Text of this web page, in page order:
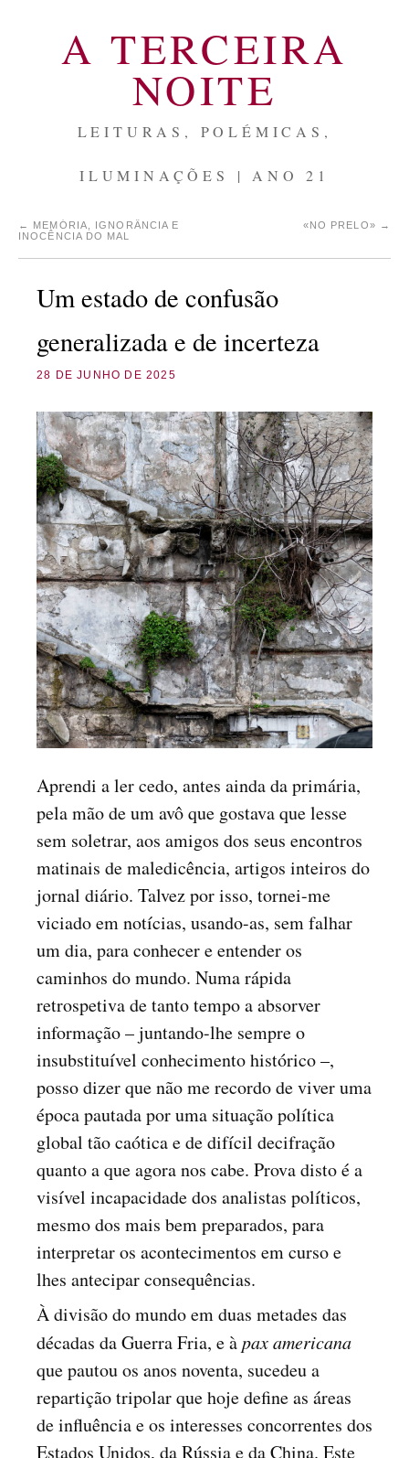
A TERCEIRA
NOITE
LEITURAS, POLÉMICAS,
ILUMINAÇÕES | ANO 21
←
MEMÓRIA, IGNORÂNCIA E
INOCÊNCIA DO MAL
«NO PRELO» →
Um estado de confusão
generalizada e de incerteza
28 DE JUNHO DE 2025
Aprendi a ler cedo, antes ainda da primária,
pela mão de um avô que gostava que lesse
sem soletrar, aos amigos dos seus encontros
matinais de maledicência, artigos inteiros do
jornal diário. Talvez por isso, tornei-me
viciado em notícias, usando-as, sem falhar
um dia, para conhecer e entender os
caminhos do mundo. Numa rápida
retrospetiva de tanto tempo a absorver
informação – juntando-lhe sempre o
insubstituível conhecimento histórico –,
posso dizer que não me recordo de viver uma
época pautada por uma situação política
global tão caótica e de difícil decifração
quanto a que agora nos cabe. Prova disto é a
visível incapacidade dos analistas políticos,
mesmo dos mais bem preparados, para
interpretar os acontecimentos em curso e
lhes antecipar consequências.
À divisão do mundo em duas metades das
décadas da Guerra Fria, e àpax americana
que pautou os anos noventa, sucedeu a
repartição tripolar que hoje define as áreas
de influência e os interesses concorrentes dos
Estados Unidos, da Rússia e da China. Este